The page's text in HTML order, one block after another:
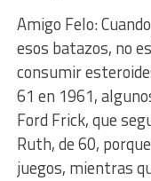
Amigo Felo:
esos batazos, no
consumir
61 en 1961,
Ford Frick, que
Ruth, de 60,
juegos, mientras